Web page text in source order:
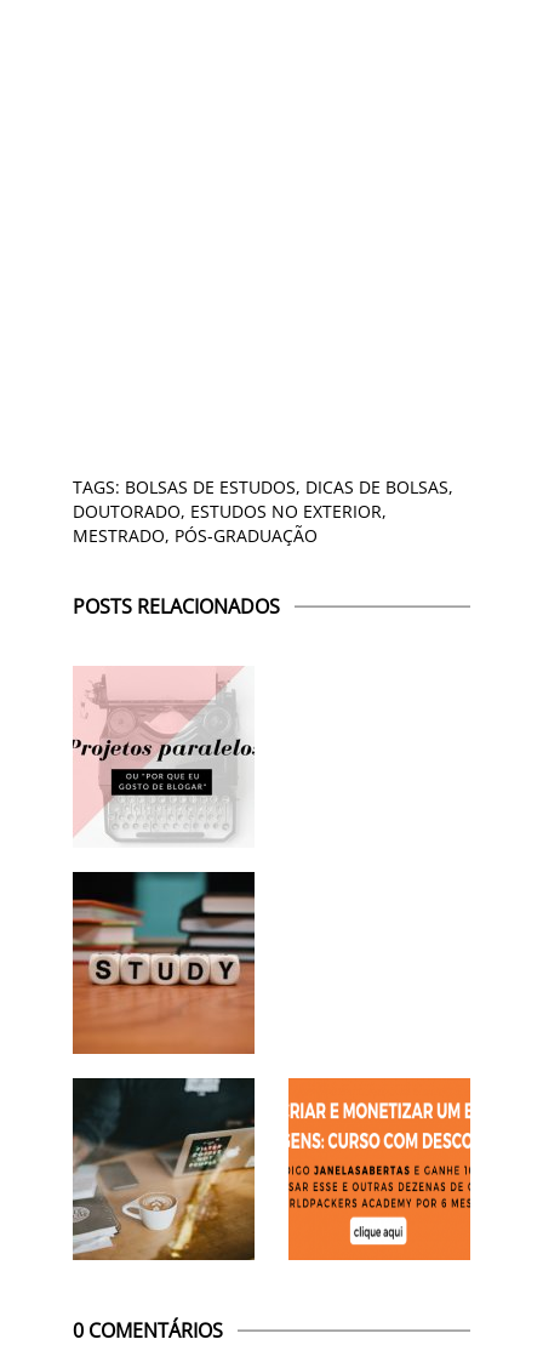
TAGS: BOLSAS DE ESTUDOS, DICAS DE BOLSAS,
DOUTORADO, ESTUDOS NO EXTERIOR,
MESTRADO, PÓS-GRADUAÇÃO
POSTS RELACIONADOS
0 COMENTÁRIOS